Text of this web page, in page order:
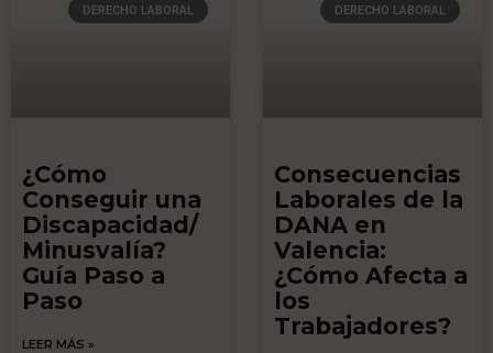
DERECHO LABORAL
¿Cómo
Conseguir una
Discapacidad/
Minusvalía?
Guía Paso a
Paso
LEER MÁS »
DERECHO LABORAL
Consecuencias
Laborales de la
DANA en
Valencia:
¿Cómo Afecta a
los
Trabajadores?